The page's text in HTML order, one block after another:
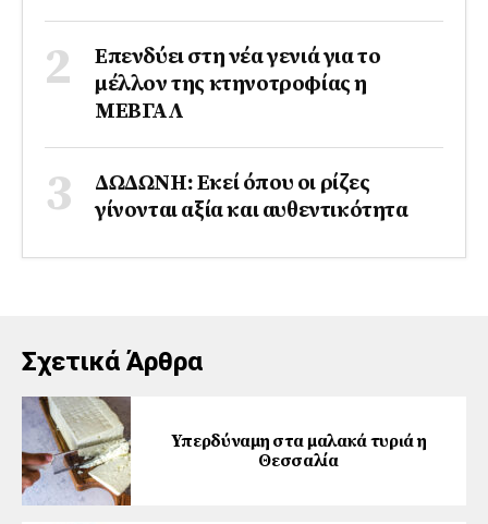
Επενδύει στη νέα γενιά για το
μέλλον της κτηνοτροφίας η
ΜΕΒΓΑΛ
ΔΩΔΩΝΗ: Εκεί όπου οι ρίζες
γίνονται αξία και αυθεντικότητα
Σχετικά Άρθρα
Yπερδύναμη στα μαλακά τυριά η
Θεσσαλία